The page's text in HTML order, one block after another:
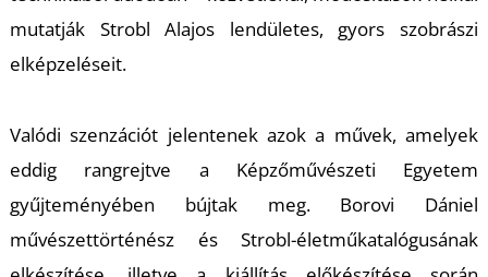
mutatják Strobl Alajos lendületes, gyors szobrászi
elképzeléseit.
Valódi szenzációt jelentenek azok a művek, amelyek
eddig rangrejtve a Képzőművészeti Egyetem
gyűjteményében bújtak meg. Borovi Dániel
művészettörténész és Strobl-életműkatalógusának